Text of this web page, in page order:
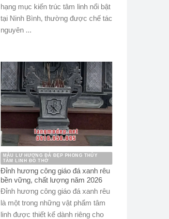
hạng mục kiến trúc tâm linh nổi bật
tại Ninh Bình, thường được chế tác
nguyên ...
MẪU LƯ HƯƠNG ĐÁ ĐẸP PHONG THỦY
TÂM LINH ĐỒ THỜ
Đỉnh hương công giáo đá xanh rêu
bền vững, chất lượng năm 2026
Đỉnh hương công giáo đá xanh rêu
là một trong những vật phẩm tâm
linh được thiết kế dành riêng cho